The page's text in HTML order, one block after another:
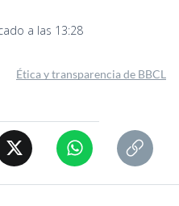
a las 13:28
Ética y transparencia de BBCL